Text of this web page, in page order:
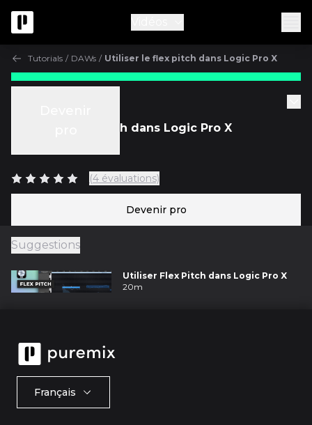
Tutorials / DAWs / Utiliser le flex pitch dans Logic Pro X
Utiliser le flex pitch dans Logic Pro X
(4 évaluations)
Devenir pro
Suggestions
Utiliser Flex Pitch dans Logic Pro X
20m
Français